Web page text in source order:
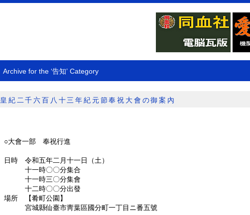
Archive for the ‘告知’ Category
皇紀二千六百八十三年紀元節奉祝大會の御案內
○大會一部 奉祝行進
日時 令和五年二月十一日（土）
十一時〇〇分集合
十一時三〇分集會
十二時〇〇分出發
場所 【肴町公園】
宮城縣仙臺市靑葉區國分町一丁目ニ番五號